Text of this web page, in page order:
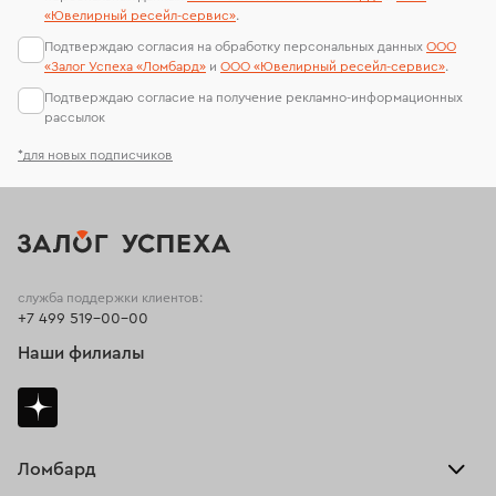
*для новых подписчиков
«Ювелирный ресейл-сервиc».
Подтверждаю согласия на обработку персональных данных ООО
«Залог Успеха «Ломбард» и ООО «Ювелирный ресейл-сервиc».
Подтверждаю согласие на получение рекламно-информационных
рассылок
Ломбард
служба поддержки клиентов:
+7 499 519-00-00
Наши филиалы